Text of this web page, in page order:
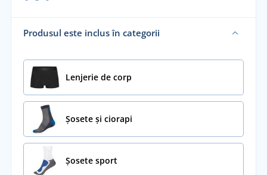
Produsul este inclus în categorii
Lenjerie de corp
Șosete și ciorapi
Șosete sport